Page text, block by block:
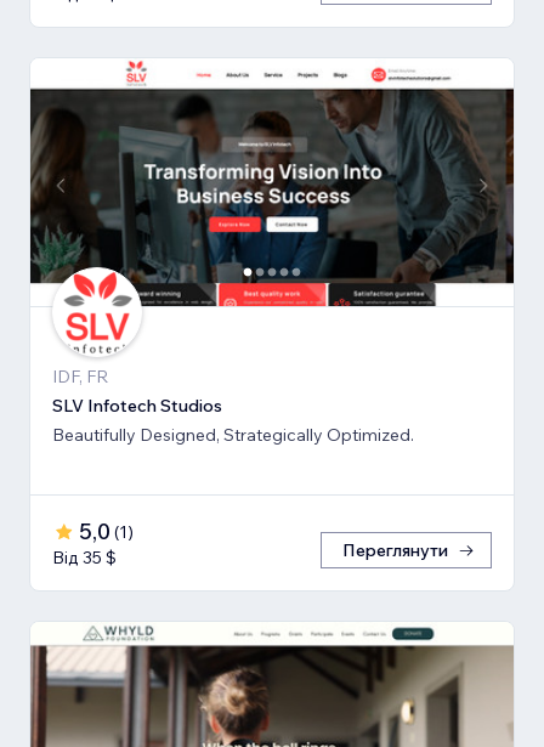
IDF, FR
SLV Infotech Studios
Beautifully Designed, Strategically Optimized.
5,0 (1)
Від 35 $
Переглянути